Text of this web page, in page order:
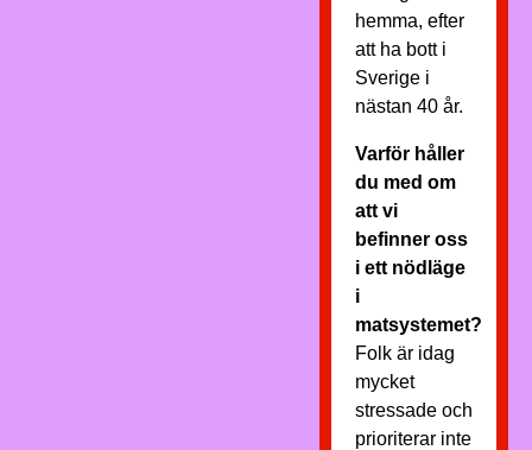
hemma, efter
att ha bott i
Sverige i
nästan 40 år.
Varför håller
du med om
att vi
befinner oss
i ett nödläge
i
matsystemet?
Folk är idag
mycket
stressade och
prioriterar inte